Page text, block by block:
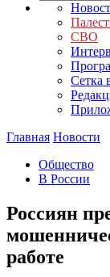
СВО
Сетка
Главная Новости
Общество
В России
Россиян
работе